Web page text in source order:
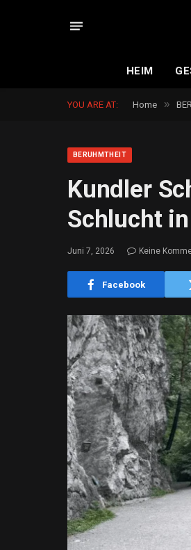
HEIM
YOU ARE AT: Home »
BERUHMTHEIT
Kundler
Schlucht
Juni 7, 2026 Keine
Facebook